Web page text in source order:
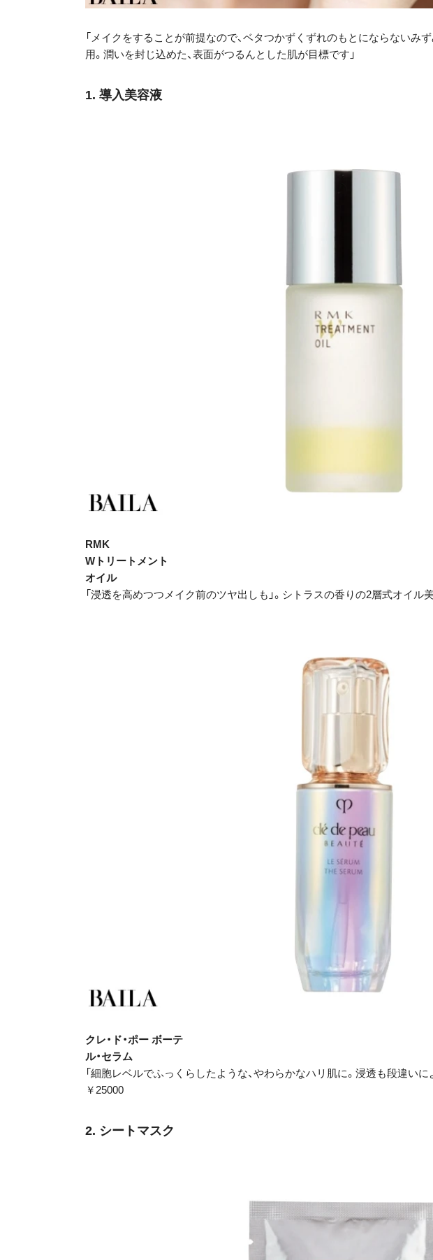
「メイクをすることが前提なので、ベタつかずくずれのもとにならないみ
用。潤いを封じ込めた、表面がつるんとした肌が目標です」
1. 導入美容液
RMK
Wトリートメント
オイル
「浸透を高めつつメイク前のツヤ出しも」。シトラスの香りの2層式オイル
クレ・ド・ポー ボーテ
ル・セラム
「細胞レベルでふっくらしたような、やわらかなハリ肌に。浸透も段違いに
￥25000
2. シートマスク